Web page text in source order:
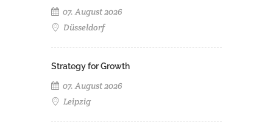
07. August 2026
Düsseldorf
Strategy for Growth
07. August 2026
Leipzig